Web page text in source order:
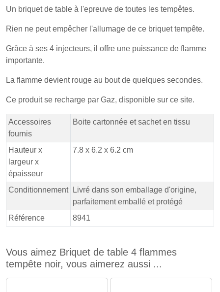
Un briquet de table à l'epreuve de toutes les tempêtes.
Rien ne peut empêcher l'allumage de ce briquet tempête.
Grâce à ses 4 injecteurs, il offre une puissance de flamme
importante.
La flamme devient rouge au bout de quelques secondes.
Ce produit se recharge par Gaz, disponible sur ce site.
Accessoires
fournis
Boite cartonnée et sachet en tissu
Hauteur x
largeur x
épaisseur
7.8 x 6.2 x 6.2 cm
Conditionnement
Livré dans son emballage d'origine,
parfaitement emballé et protégé
Référence
8941
Vous aimez Briquet de table 4 flammes
tempête noir, vous aimerez aussi ...